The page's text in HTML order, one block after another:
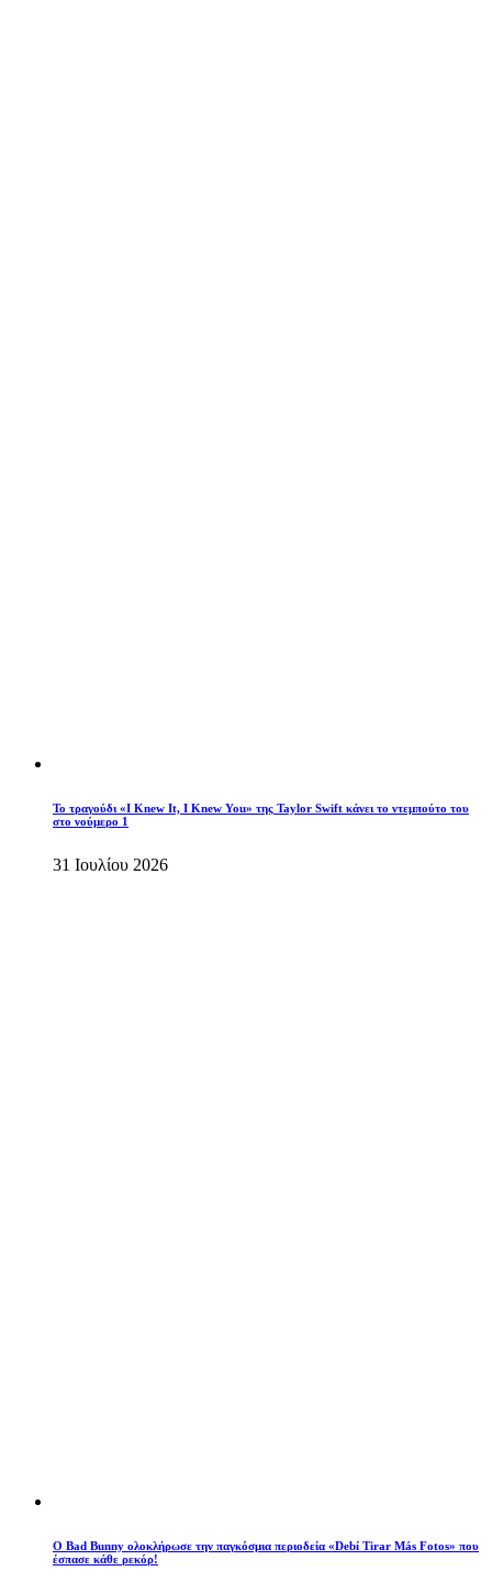
Το τραγούδι «I Knew It, I Knew You» της Taylor Swift κάνει το ντεμπούτο του
στο νούμερο 1
31 Ιουλίου 2026
Ο Bad Bunny ολοκλήρωσε την παγκόσμια περιοδεία «Debí Tirar Más Fotos» που
έσπασε κάθε ρεκόρ!